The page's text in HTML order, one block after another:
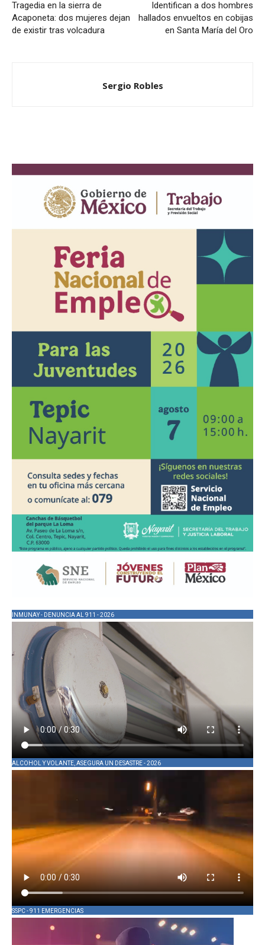
Tragedia en la sierra de
Acaponeta: dos mujeres dejan
de existir tras volcadura
Identifican a dos hombres
hallados envueltos en cobijas
en Santa María del Oro
Sergio Robles
INMUNAY - DENUNCIA AL 911 - 2026
ALCOHOL Y VOLANTE, ASEGURA UN DESASTRE - 2026
SSPC - 911 EMERGENCIAS